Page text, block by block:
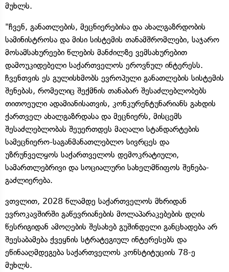
მუხლს.
"ჩვენ, განათლების, მეცნიერებისა და ახალგაზრდობის
სამინისტროსა და მისი სისტემის თანამშრომლები, საჯარო
მოსამსახურეები წლების მანძილზე ვემსახურებით
დამოუკიდებელი საქართველოს ეროვნულ ინტერესს.
ჩვენთვის ეს გულისხმობს ევროპული განათლების სისტემის
შენებას, რომელიც შექმნის თანაბარ შესაძლებლობებს
თითოეული ადამიანისათვის, კონკურენტუნარიანს გახდის
ქართველ ახალგაზრდასა და მეცნიერს, მისცემს
შესაძლებლობას შეუერთდეს მაღალი სტანდარტების
სამეცნიერო-საგანმანათლებლო სივრცეს და
უზრუნველყოს საქართველოს დემოკრატიული,
სამართლებრივი და სოციალური სახელმწიფოს შენება-
გაძლიერება.
ვთვლით, 2028 წლამდე საქართველოს მხრიდან
ევროკავშირში გაწევრიანების მოლაპარაკებების დღის
წესრიგიდან ამოღების შესახებ გუშინდელი განცხადება არ
შეესაბამება ქვეყნის სტრატეგიულ ინტერესებს და
ეწინააღმდეგება საქართველოს კონსტიტუციის 78-ე
მუხლს.